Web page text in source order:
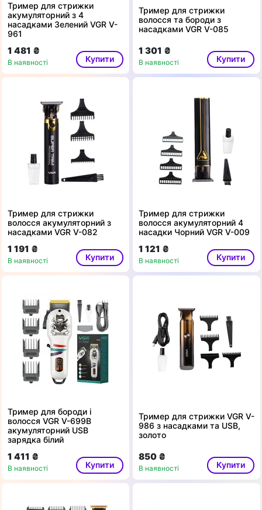
Тример для стрижки
акумуляторний з 4
насадками Зелений VGR V-
961
1 481 ₴
В наявності Купити
Тример для стрижки
волосся та бороди з
насадками VGR V-085
1 301 ₴
В наявності Купити
Тример для стрижки
волосся акумуляторний з
насадками VGR V-082
1 191 ₴
В наявності Купити
Тример для стрижки
волосся акумуляторний 4
насадки Чорний VGR V-009
1 121 ₴
В наявності Купити
Тример для бороди і
волосся VGR V-699B
акумуляторний USB
зарядка білий
1 411 ₴
В наявності Купити
Тример для стрижки VGR V-
986 з насадками та USB,
золото
850 ₴
В наявності Купити